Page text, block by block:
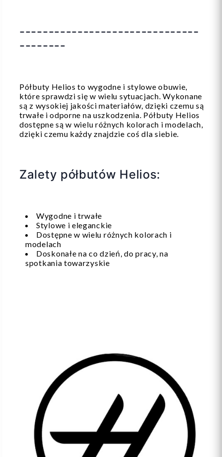
-------------------------------
--------
Półbuty Helios to wygodne i stylowe obuwie,
które sprawdzi się w wielu sytuacjach. Wykonane
są z wysokiej jakości materiałów, dzięki czemu są
trwałe i odporne na uszkodzenia. Półbuty Helios
dostępne są w wielu różnych kolorach i modelach,
dzięki czemu każdy znajdzie coś dla siebie.
Zalety półbutów Helios:
Wygodne i trwałe
Stylowe i eleganckie
Dostępne w wielu różnych kolorach i
modelach
Doskonałe na co dzień, do pracy, na
spotkania towarzyskie